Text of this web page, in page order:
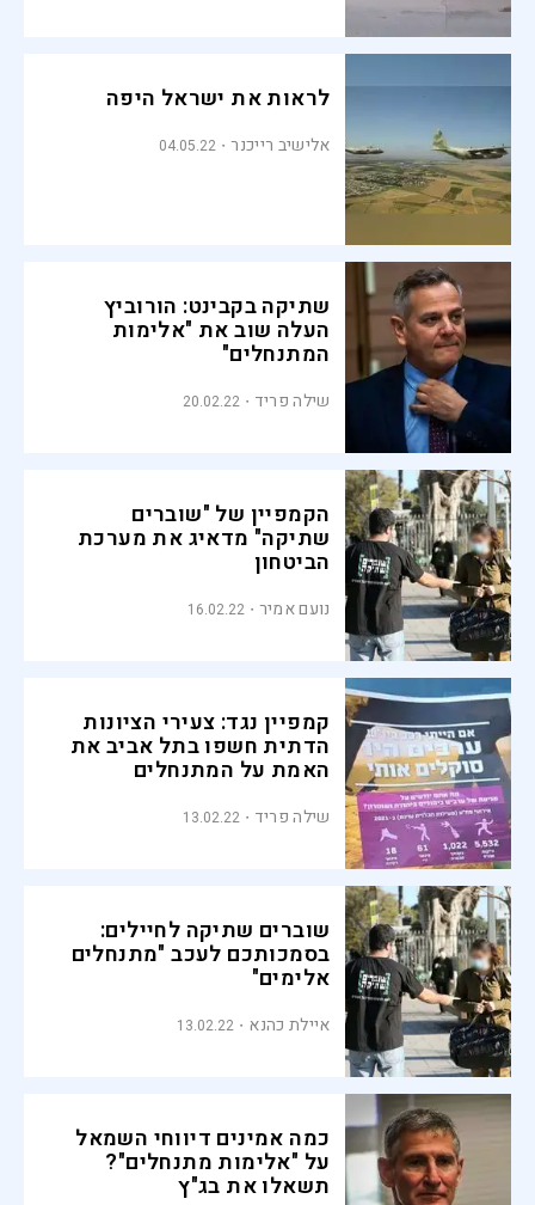
לראות את ישראל היפה
אלישיב רייכנר 04.05.22
שתיקה בקבינט: הורוביץ
העלה שוב את "אלימות
המתנחלים"
שילה פריד 20.02.22
הקמפיין של "שוברים
שתיקה" מדאיג את מערכת
הביטחון
נועם אמיר 16.02.22
קמפיין נגד: צעירי הציונות
הדתית חשפו בתל אביב את
האמת על המתנחלים
שילה פריד 13.02.22
שוברים שתיקה לחיילים:
בסמכותכם לעכב "מתנחלים
אלימים"
איילת כהנא 13.02.22
כמה אמינים דיווחי השמאל
על "אלימות מתנחלים"?
תשאלו את בג"ץ